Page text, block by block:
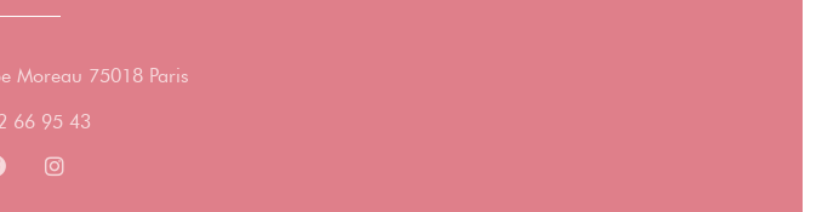
Moreau 75018 Paris
66 95 43
((abre en una nueva ventana))
Instagram ((abre en una nueva ventana))